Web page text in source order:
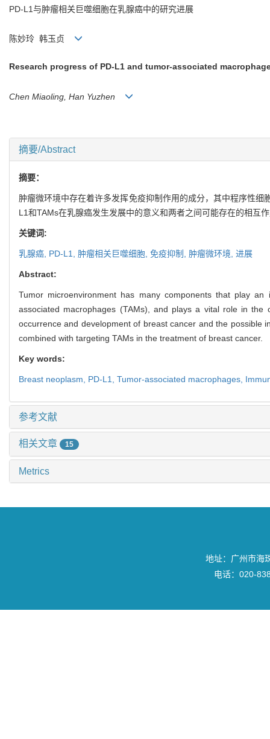
PD-L1与肿瘤相关巨噬细胞在乳腺癌中的研究进展
陈妙玲 韩玉贞
Research progress of PD-L1 and tumor-associated
Chen Miaoling, Han Yuzhen
摘要/Abstract
摘要：
肿瘤微环境中存在着许多发挥免疫抑制作用的成分，其中程序性
L1和TAMs在乳腺癌发生发展中的意义和两者之间可能存在的相互
关键词:
乳腺癌, PD-L1, 肿瘤相关巨噬细胞, 免疫抑制, 肿瘤微环境, 进展
Abstract:
Tumor microenvironment has many components that play
associated macrophages (TAMs), and plays a vital role in
occurrence and development of breast cancer and the possible
combined with targeting TAMs in the treatment of breast cancer.
Key words:
Breast neoplasm, PD-L1, Tumor-associated macrophages,
参考文献
相关文章 15
Metrics
地址：广州市海
电话：020-